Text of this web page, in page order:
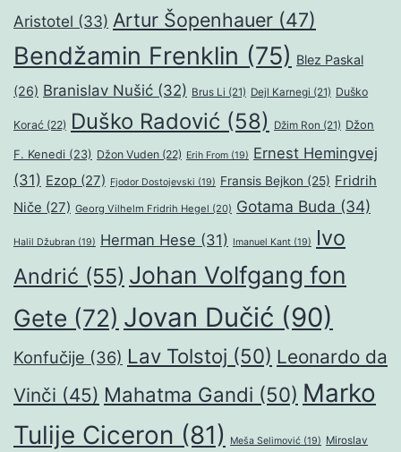
Aristotel (33) Artur Šopenhauer (47)
Bendžamin Frenklin (75) Blez Paskal
(26) Branislav Nušić (32) Brus Li (21) Dejl Karnegi (21) Duško
Korać (22) Duško Radović (58) Džim Ron (21) Džon
F. Kenedi (23) Džon Vuden (22) Erih From (19) Ernest Hemingvej
(31) Ezop (27) Fjodor Dostojevski (19) Fransis Bejkon (25) Fridrih
Niče (27) Georg Vilhelm Fridrih Hegel (20) Gotama Buda (34)
Halil Džubran (19) Herman Hese (31) Imanuel Kant (19)
Ivo
Andrić (55) Johan Volfgang fon
Gete (72) Jovan Dučić (90)
Konfučije (36) Lav Tolstoj (50) Leonardo da
Vinči (45) Mahatma Gandi (50) Marko
Tulije Ciceron (81) Meša Selimović (19) Miroslav